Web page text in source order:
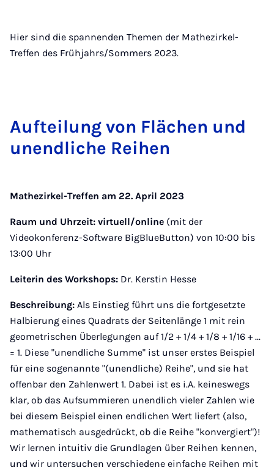
Hier sind die spannenden Themen der Mathezirkel-
Treffen des Frühjahrs/Sommers 2023.
Aufteilung von Flächen und
un­end­liche Reihen
Mathezirkel-Treffen am 22. April 2023
Raum und Uhrzeit: virtuell/online (mit der
Videokonferenz-Software BigBlueButton) von 10:00 bis
13:00 Uhr
Leiterin des Workshops: Dr. Kerstin Hesse
Beschreibung: Als Einstieg führt uns die fortgesetzte
Halbierung eines Quadrats der Seitenlänge 1 mit rein
geometrischen Überlegungen auf 1/2 + 1/4 + 1/8 + 1/16 + ...
= 1. Diese "unendliche Summe" ist unser erstes Beispiel
für eine sogenannte "(unendliche) Reihe", und sie hat
offenbar den Zahlenwert 1. Dabei ist es i.A. keineswegs
klar, ob das Aufsummieren unendlich vieler Zahlen wie
bei diesem Beispiel einen endlichen Wert liefert (also,
mathematisch ausgedrückt, ob die Reihe "konvergiert")!
Wir lernen intuitiv die Grundlagen über Reihen kennen,
und wir untersuchen verschiedene einfache Reihen mit